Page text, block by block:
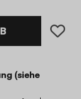
(siehe